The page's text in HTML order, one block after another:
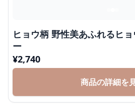
ヒョウ柄 野性美あふれるヒ
ー
¥2,740
商品の詳細を